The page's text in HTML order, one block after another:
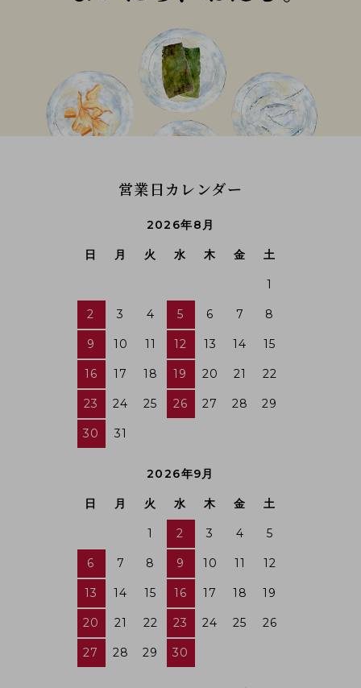
営業日カレンダー
2026年8月
日 月 火 水 木 金 土
1
2 3 4 5 6 7 8
9 10 11 12 13 14 15
16 17 18 19 20 21 22
23 24 25 26 27 28 29
30 31
2026年9月
日 月 火 水 木 金 土
1 2 3 4 5
6 7 8 9 10 11 12
13 14 15 16 17 18 19
20 21 22 23 24 25 26
27 28 29 30